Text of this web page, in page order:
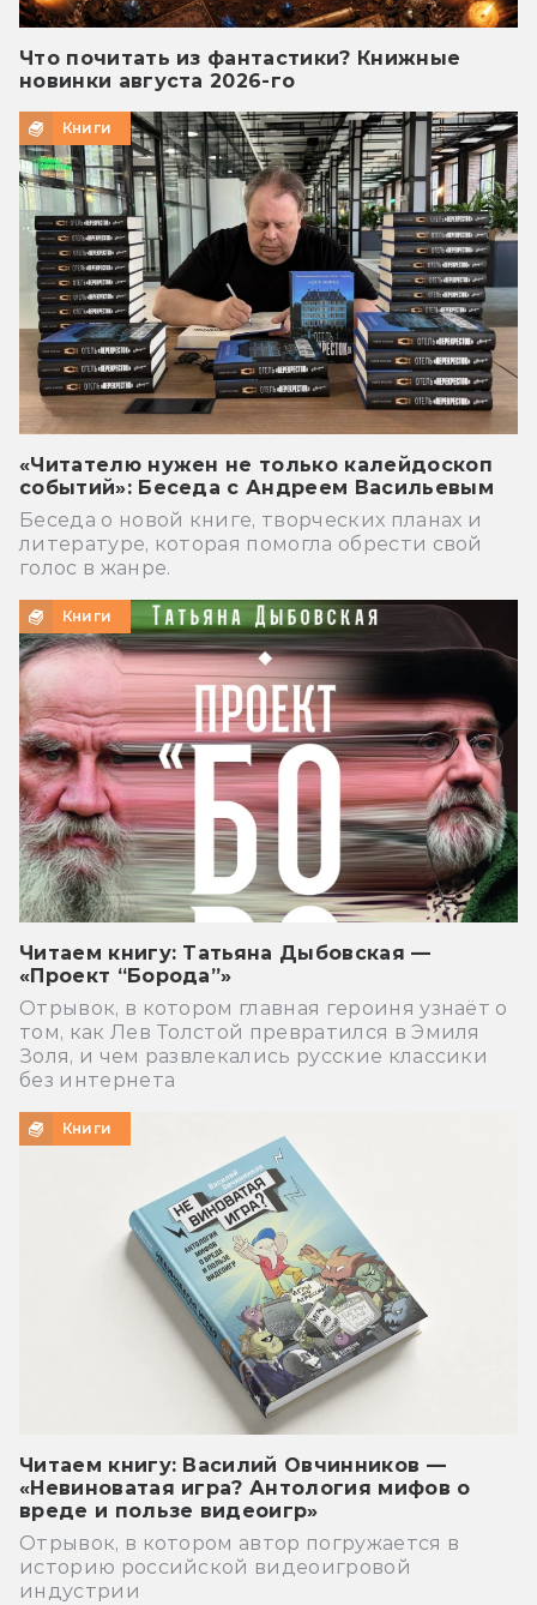
Что почитать из фантастики? Книжные
новинки августа 2026-го
Книги
«Читателю нужен не только калейдоскоп
событий»: Беседа с Андреем Васильевым
Беседа о новой книге, творческих планах и
литературе, которая помогла обрести свой
голос в жанре.
Книги
Читаем книгу: Татьяна Дыбовская —
«Проект “Борода”»
Отрывок, в котором главная героиня узнаёт о
том, как Лев Толстой превратился в Эмиля
Золя, и чем развлекались русские классики
без интернета
Книги
Читаем книгу: Василий Овчинников —
«Невиноватая игра? Антология мифов о
вреде и пользе видеоигр»
Отрывок, в котором автор погружается в
историю российской видеоигровой
индустрии